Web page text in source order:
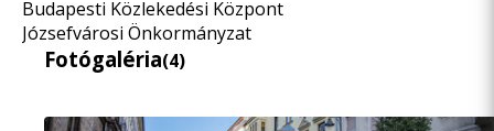
Budapesti Közlekedési Központ
Józsefvárosi Önkormányzat
Fotógaléria(4)